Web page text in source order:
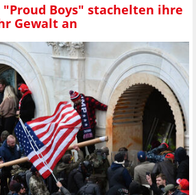
Boys" stachelten ihre
Gewalt an